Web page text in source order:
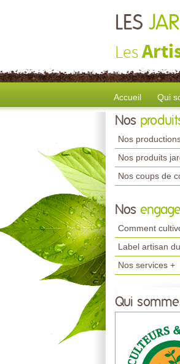
LES
Les
Accueil Qui
Nos
Nos
Nos produits
Nos coups de
Nos
Comment
Label artisan
Nos services +
Qui